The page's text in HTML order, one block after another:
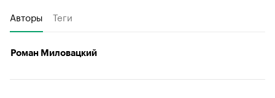
Авторы Теги
Роман Миловацкий